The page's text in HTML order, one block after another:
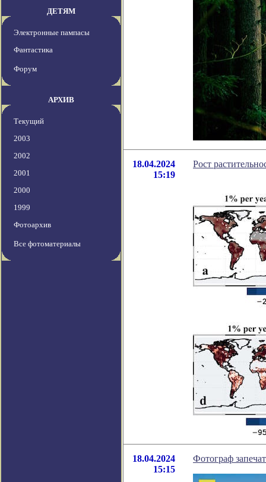
ДЕТЯМ
Электронные пампасы
Фантастика
Форум
АРХИВ
Текущий
2003
2002
2001
2000
1999
Фотоархив
Все фотоматериалы
18.04.2024
15:19
Рост
18.04.2024
15:15
Фотограф